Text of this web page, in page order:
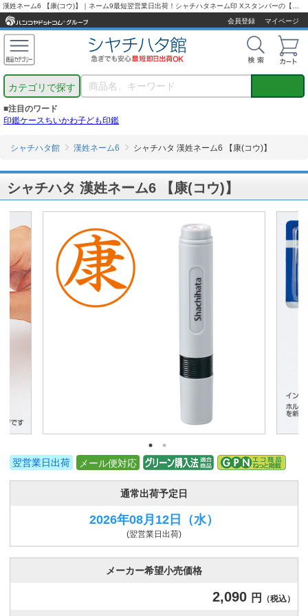
会員登録
マイページ
カテゴリで探す
■注目のワード
印鑑ケースちいかわ子ども印鑑
シャチハタ館 漢姓ネーム6 シャチハタ 漢姓ネーム6 【康(コウ)】
シャチハタ 漢姓ネーム6 【康(コウ)】
翌営業日出荷 メール便対応
通常出荷予定日
2026年08月12日 （水）
(翌営業日出荷)
メーカー希望小売価格
2,090 円 （税込）